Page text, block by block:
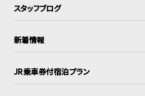
スタッフブログ
新着情報
JR乗車券付宿泊プラン